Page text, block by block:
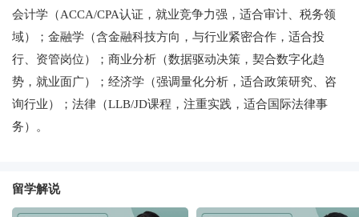
会计学（ACCA/CPA认证，就业竞争力强，适合审计、税务领
域）；金融学（含金融科技方向，与行业紧密合作，适合投
行、资管岗位）；商业分析（数据驱动决策，契合数字化趋
势，就业面广）；经济学（强调量化分析，适合政策研究、咨
询行业）；法律（LLB/JD课程，注重实践，适合国际法律事
务）。
留学解说